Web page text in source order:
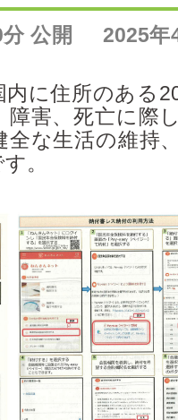
分 公開 2025年
内に住所のある
障害、死亡に際
全な生活の維持
。